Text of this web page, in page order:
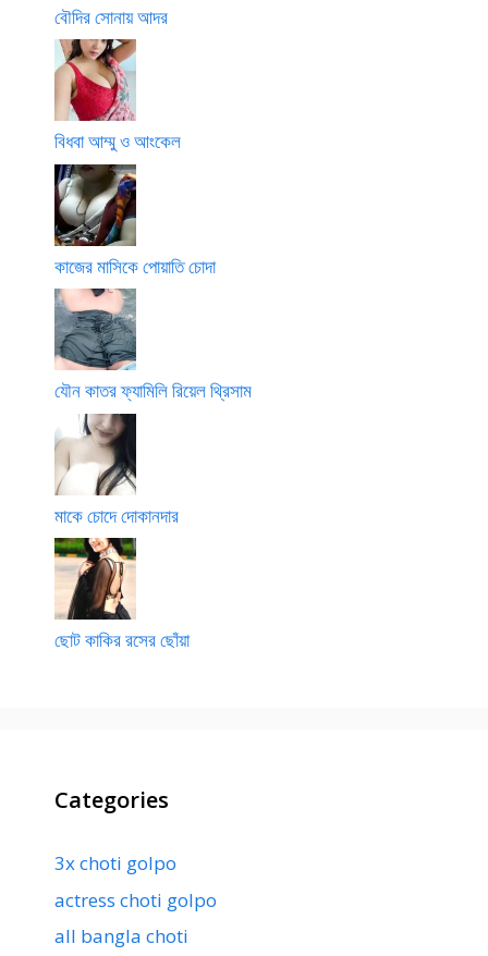
বৌদির সোনায় আদর
বিধবা আম্মু ও আংকেল
কাজের মাসিকে পোয়াতি চোদা
যৌন কাতর ফ্যামিলি রিয়েল থ্রিসাম
মাকে চোদে দোকানদার
ছোট কাকির রসের ছোঁয়া
Categories
3x choti golpo
actress choti golpo
all bangla choti